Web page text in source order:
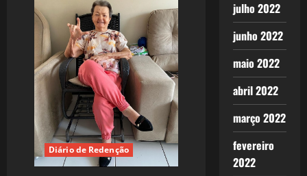
Vitória
da
Democracia
contra
o
Fascismo
Diário de Redenção
julho 2022
junho 2022
maio 2022
abril 2022
março 2022
fevereiro
2022